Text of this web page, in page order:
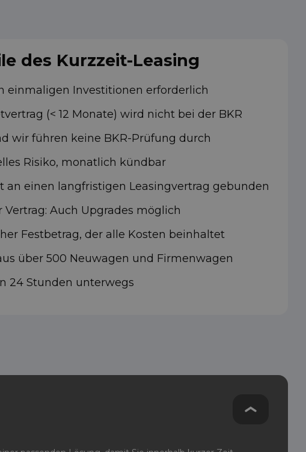
des Kurzzeit-Leasing
einmaligen Investitionen erforderlich
(< 12 Monate) wird nicht bei der BKR
wir führen keine BKR-Prüfung durch
Risiko, monatlich kündbar
an einen langfristigen Leasingvertrag gebunden
Vertrag: Auch Upgrades möglich
Festbetrag, der alle Kosten beinhaltet
über 500 Neuwagen und Firmenwagen
24 Stunden unterwegs